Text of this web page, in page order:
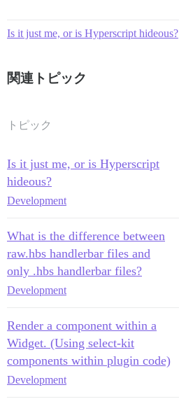
Is it just me, or is Hyperscript hideous?
関連トピック
トピック
Is it just me, or is Hyperscript
hideous?
Development
What is the difference between
raw.hbs handlerbar files and
only .hbs handlerbar files?
Development
Render a component within a
Widget. (Using select-kit
components within plugin code)
Development